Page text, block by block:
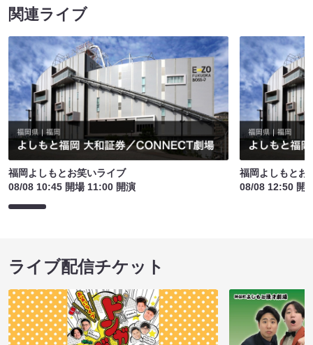
関連ライブ
福岡よしもとお笑いライブ
08/08 10:45 開場 11:00 開演
福岡よしもとお
08/08 12:50 開
ライブ配信チケット